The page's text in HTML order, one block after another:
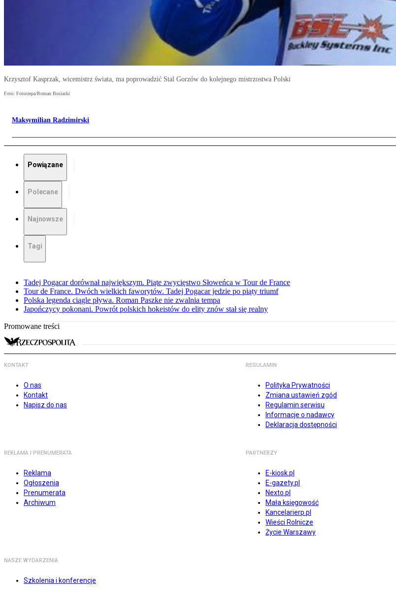
Krzysztof Kasprzak, wicemistrz świata, ma poprowadzić Stal Gorzów do kolejnego mistrzostwa Polski
Foto: Fotorzepa/Roman Bosiacki
Maksymilian Radzimirski
Powiązane
Polecane
Najnowsze
Tagi
Tadej Pogacar dorównał największym. Piąte zwycięstwo Słoweńca w Tour de France
Tour de France. Dwóch wielkich faworytów. Tadej Pogacar jedzie po piąty triumf
Polska legenda ciągle pływa. Roman Paszke nie zwalnia tempa
Japończycy pokonani. Powrót polskich hokeistów do elity znów stał się realny
Promowane treści
KONTAKT
O nas
Kontakt
Napisz do nas
REGULAMIN
Polityka Prywatności
Zmiana ustawień zgód
Regulamin serwisu
Informacje o nadawcy
Deklaracja dostępności
REKLAMA I PRENUMERATA
Reklama
Ogłoszenia
Prenumerata
Archiwum
PARTNERZY
E-kiosk.pl
E-gazety.pl
Nexto.pl
Mała księgowość
Kancelarierp.pl
Wieści Rolnicze
Życie Warszawy
NASZE WYDARZENIA
Szkolenia i konferencje